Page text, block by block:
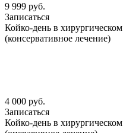
9 999 руб.
Записаться
Койко-день в
(консервативное лечение)
4 000 руб.
Записаться
Койко-день в